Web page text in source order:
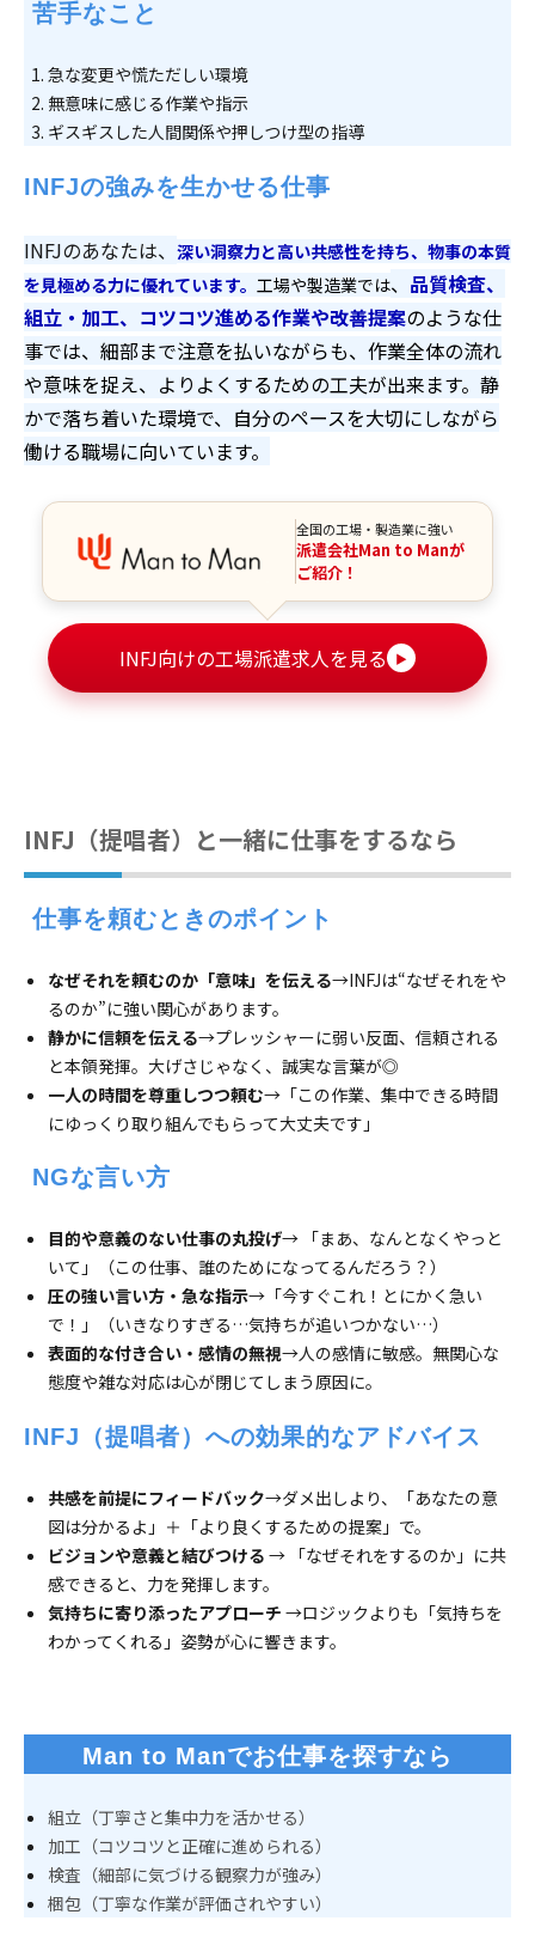
苦手なこと
急な変更や慌ただしい環境
無意味に感じる作業や指示
ギスギスした人間関係や押しつけ型の指導
INFJの強みを生かせる仕事
INFJのあなたは、 深い洞察力と高い共感性を持ち、物事の本質
を見極める力に優れています。 工場や製造業では、 品質検査、
組立・加工、コツコツ進める作業や改善提案のような仕
事では、細部まで注意を払いながらも、作業全体の流れ
や意味を捉え、よりよくするための工夫が出来ます。静
かで落ち着いた環境で、自分のペースを大切にしながら
働ける職場に向いています。
全国の工場・製造業に強い
派遣会社Man to Manが
ご紹介！
INFJ向けの工場派遣求人を見る ▶
INFJ（提唱者）と一緒に仕事をするなら
仕事を頼むときのポイント
なぜそれを頼むのか「意味」を伝える→INFJは“なぜそれをや
るのか”に強い関心があります。
静かに信頼を伝える→プレッシャーに弱い反面、信頼される
と本領発揮。大げさじゃなく、誠実な言葉が◎
一人の時間を尊重しつつ頼む→「この作業、集中できる時間
にゆっくり取り組んでもらって大丈夫です」
NGな言い方
目的や意義のない仕事の丸投げ→ 「まあ、なんとなくやっと
いて」（この仕事、誰のためになってるんだろう？）
圧の強い言い方・急な指示→「今すぐこれ！とにかく急い
で！」（いきなりすぎる…気持ちが追いつかない…）
表面的な付き合い・感情の無視→人の感情に敏感。無関心な
態度や雑な対応は心が閉じてしまう原因に。
INFJ（提唱者）への効果的なアドバイス
共感を前提にフィードバック→ダメ出しより、「あなたの意
図は分かるよ」＋「より良くするための提案」で。
ビジョンや意義と結びつける → 「なぜそれをするのか」に共
感できると、力を発揮します。
気持ちに寄り添ったアプローチ →ロジックよりも「気持ちを
わかってくれる」姿勢が心に響きます。
Man to Manでお仕事を探すなら
組立（丁寧さと集中力を活かせる）
加工（コツコツと正確に進められる）
検査（細部に気づける観察力が強み）
梱包（丁寧な作業が評価されやすい）